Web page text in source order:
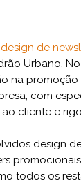
design de
Urbano. No
na promoção
com
cliente e
design
todos os